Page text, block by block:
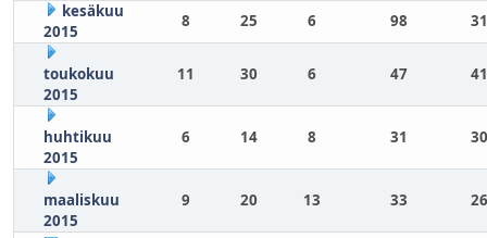
kesäkuu
2015
8 25 6 98
toukokuu
2015
11 30 6 47
huhtikuu
2015
6 14 8 31
maaliskuu
2015
9 20 13 33